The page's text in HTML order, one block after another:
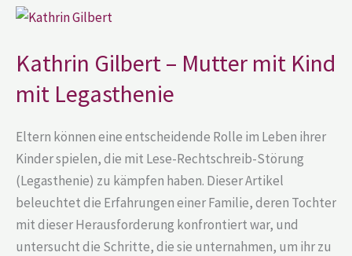
Kathrin Gilbert – Mutter mit Kind
mit Legasthenie
Eltern können eine entscheidende Rolle im Leben ihrer
Kinder spielen, die mit Lese-Rechtschreib-Störung
(Legasthenie) zu kämpfen haben. Dieser Artikel
beleuchtet die Erfahrungen einer Familie, deren Tochter
mit dieser Herausforderung konfrontiert war, und
untersucht die Schritte, die sie unternahmen, um ihr zu
Kathrin
Gilbert
Mutter
mit
Kind
mit
Legasthenie